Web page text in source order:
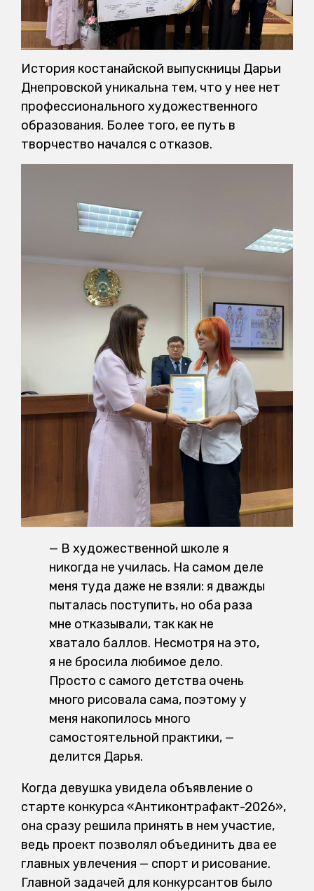
История костанайской выпускницы Дарьи
Днепровской уникальна тем, что у нее нет
профессионального художественного
образования. Более того, ее путь в
творчество начался с отказов.
— В художественной школе я
никогда не училась. На самом деле
меня туда даже не взяли: я дважды
пыталась поступить, но оба раза
мне отказывали, так как не
хватало баллов. Несмотря на это,
я не бросила любимое дело.
Просто с самого детства очень
много рисовала сама, поэтому у
меня накопилось много
самостоятельной практики, —
делится Дарья.
Когда девушка увидела объявление о
старте конкурса «Антиконтрафакт-2026»,
она сразу решила принять в нем участие,
ведь проект позволял объединить два ее
главных увлечения — спорт и рисование.
Главной задачей для конкурсантов было